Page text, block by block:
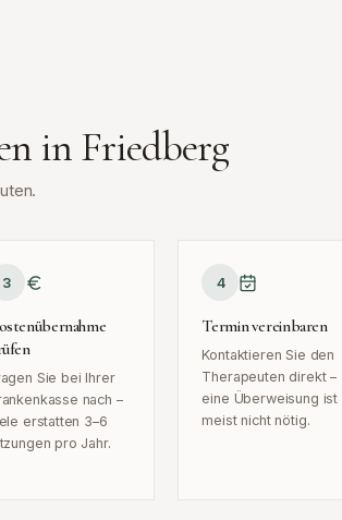
inFriedberg
3
Sie bei Ihrer
nach –
erstatten 3–6
pro Jahr.
4
Termin vereinbaren
Kontaktieren Sie den
Therapeuten direkt –
eine Überweisung ist
meist nicht nötig.